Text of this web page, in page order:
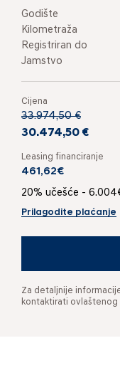
Godište
Kilometraža
Registriran do
Jamstvo
Cijena
33.974,50 €
30.474,50 €
Leasing financiranje
461,62€
20% učešće -
Prilagodite plaćanje
Za detaljnije
kontaktirati ovlaštenog